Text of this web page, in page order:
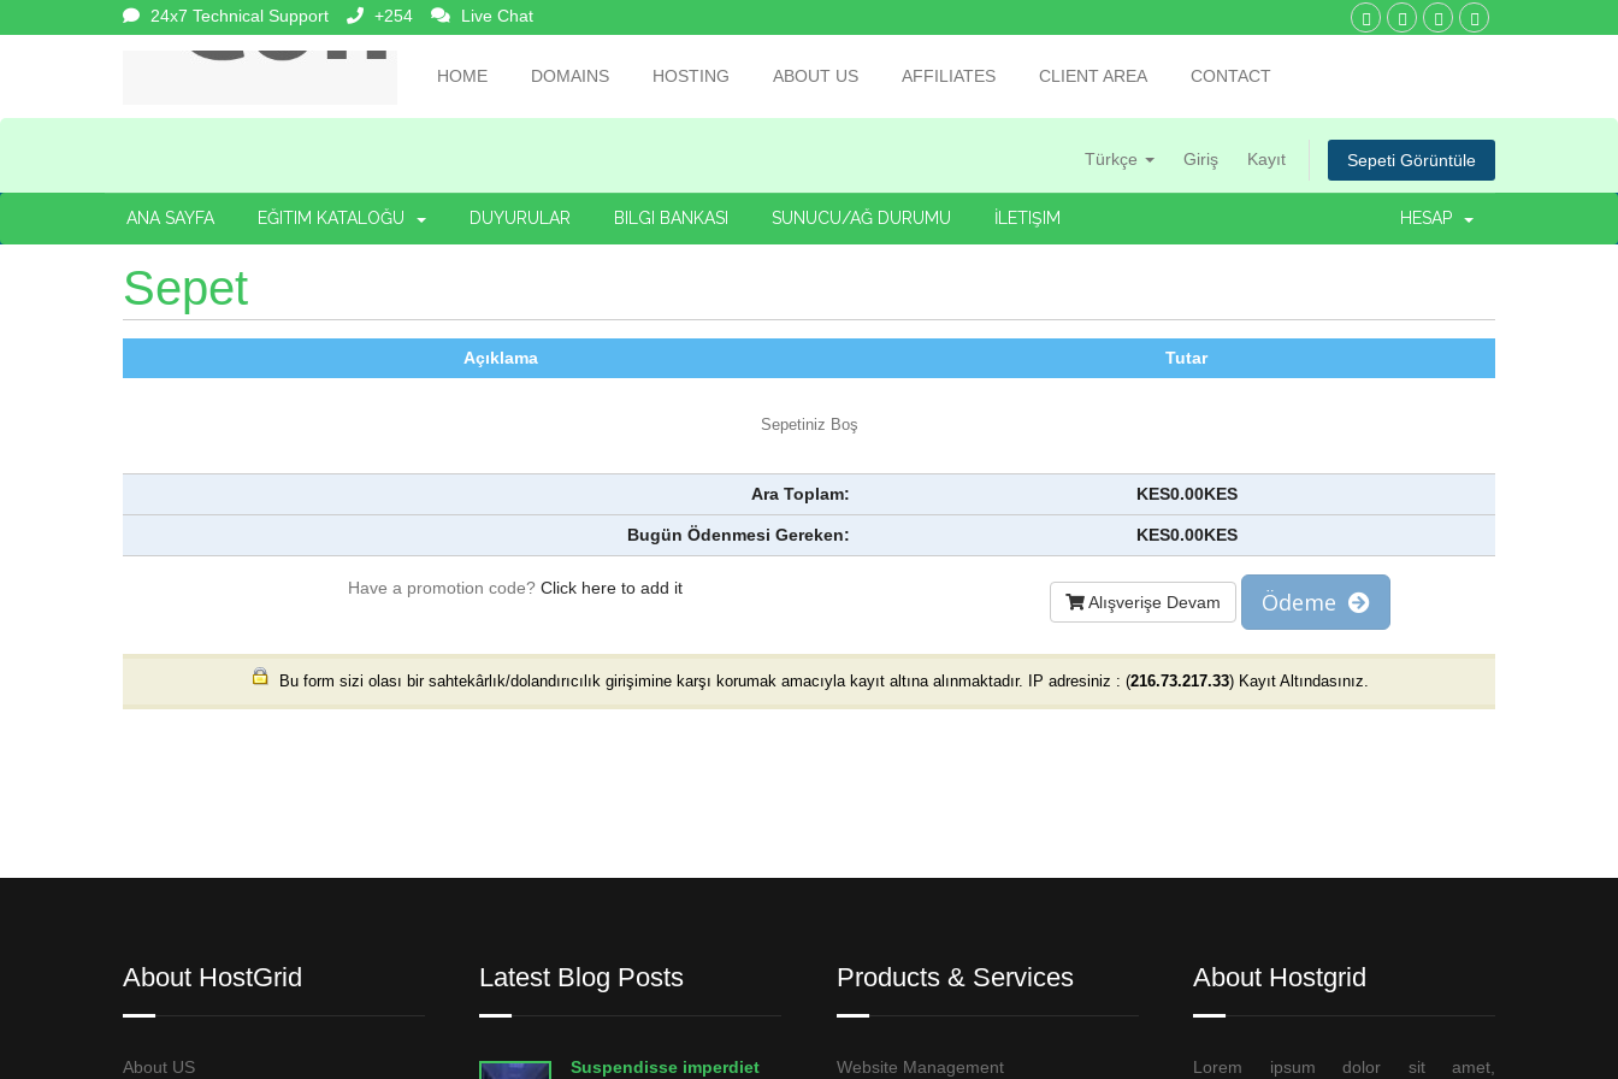
24x7 Technical Support +254 Live Chat
HOME DOMAINS HOSTING ABOUT US AFFILIATES CLIENT AREA CONTACT
Türkçe Giriş Kayıt Sepeti Görüntüle
ANA SAYFA EĞITIM KATALOĞU DUYURULAR BILGI BANKASI SUNUCU/AĞ DURUMU İLETIŞIM HESAP
Sepet
Açıklama Tutar
Sepetiniz Boş
Ara Toplam: KES0.00KES
Bugün Ödenmesi Gereken: KES0.00KES
Have a promotion code?Click here to add it
Alışverişe Devam Ödeme
Bu form sizi olası bir sahtekârlık/dolandırıcılık girişimine karşı korumak amacıyla kayıt altına alınmaktadır. IP adresiniz : (216.73.217.33) Kayıt Altındasınız.
About HostGrid
About US
Latest Blog Posts
Suspendisse imperdiet
Products & Services
Website Management
About Hostgrid
Lorem ipsum dolor sit amet,